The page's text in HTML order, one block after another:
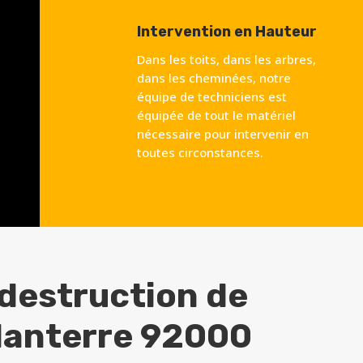
Intervention en Hauteur
Dans les toits, dans les arbres,
dans les cheminées, notre
équipe de techniciens est
équipée de tout le matériel
nécessaire pour intervenir en
toutes circonstances.
de
92000